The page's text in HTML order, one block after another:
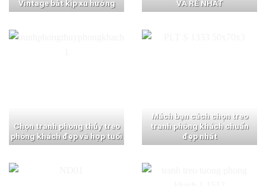
Vintage bắt kịp xu hướng VÀ RẺ NHẤT
Chọn tranh phong thủy treo
phòng khách đẹp và hợp tuổi
Mách bạn cách chọn treo
tranh phòng khách chuẩn
đẹp nhất